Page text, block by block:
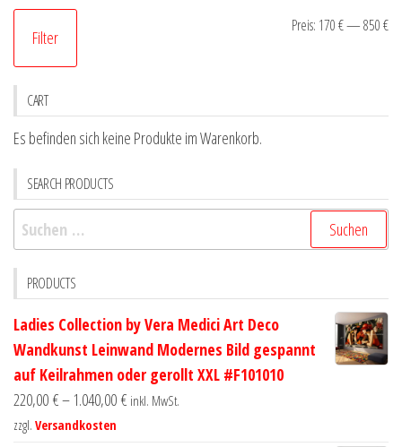
Filter
Preis: 170 €—850 €
CART
Es befinden sich keine Produkte im Warenkorb.
SEARCH PRODUCTS
Suchen
nach:
PRODUCTS
Ladies Collection by Vera Medici Art Deco
Wandkunst Leinwand Modernes Bild gespannt
auf Keilrahmen oder gerollt XXL #F101010
220,00 €– 1.040,00 € inkl. MwSt.
zzgl. Versandkosten